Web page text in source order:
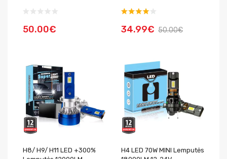
50.00€ 34.99€ 50.00€
H8/ H9/ H11 LED +300%
H4 LED 70W MINI Lemputės